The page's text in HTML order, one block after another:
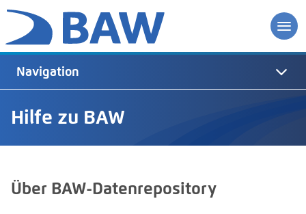
Hilfe zu BAW
Navigation
Über BAW-Datenrepository